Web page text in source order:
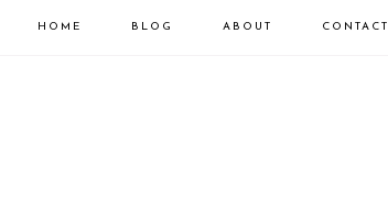
HOME BLOG ABOUT CONTACT